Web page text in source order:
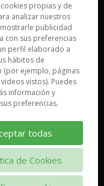
la
propias y de
analizar nuestros
publicidad
con sus preferencias
perfil elaborado a
hábitos de
(por ejemplo, páginas
vistos). Puedes
información y
preferencias.
todas
de Cookies